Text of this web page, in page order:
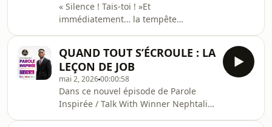
« Silence ! Tais-toi ! »Et
immédiatement… la tempête
tempêtes :des problèmes qui te
dépassentdes situations qui te
fatiguentdes combats silencieuxMais
aujourd’hui, Dieu te rappelle une
chose :🔥 Il a autorité sur toute
tempête.💡 Dans cet épisode, tu vas
comprendre :pourquoi les tempêtes
QUAND TOUT S’ÉCROULE : LA
LEÇON DE JOB
mai 2, 202600:00:58
Dans ce nouvel épisode de Parole
Inspirée / Talk With Winner Nephtali,